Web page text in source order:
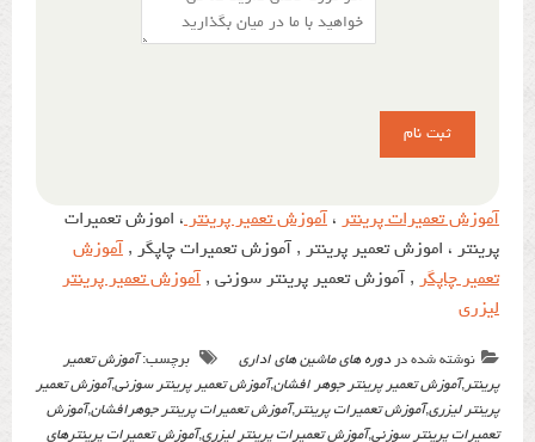
آموزش تعمیرات پرینتر ، آموزش تعمیر پرینتر، اموزش تعمیرات
پرینتر ، اموزش تعمیر پرینتر , آموزش تعمیرات چاپگر , آموزش
تعمیر چاپگر , آموزش تعمیر پرینتر سوزنی , آموزش تعمیر پرینتر
لیزری
نوشته شده دردوره های ماشین های اداری برچسب:آموزش تعمیر
پرینتر,آموزش تعمیر پرینتر جوهر افشان,آموزش تعمیر پرینتر سوزنی,آموزش تعمیر
پرینتر لیزری,آموزش تعمیرات پرینتر,آموزش تعمیرات پرینتر جوهرافشان,آموزش
تعمیرات پرینتر سوزنی,آموزش تعمیرات پرینتر لیزری,آموزش تعمیرات پرینترهای